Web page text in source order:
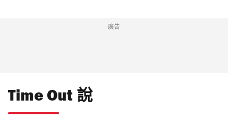
廣告
Time Out 說